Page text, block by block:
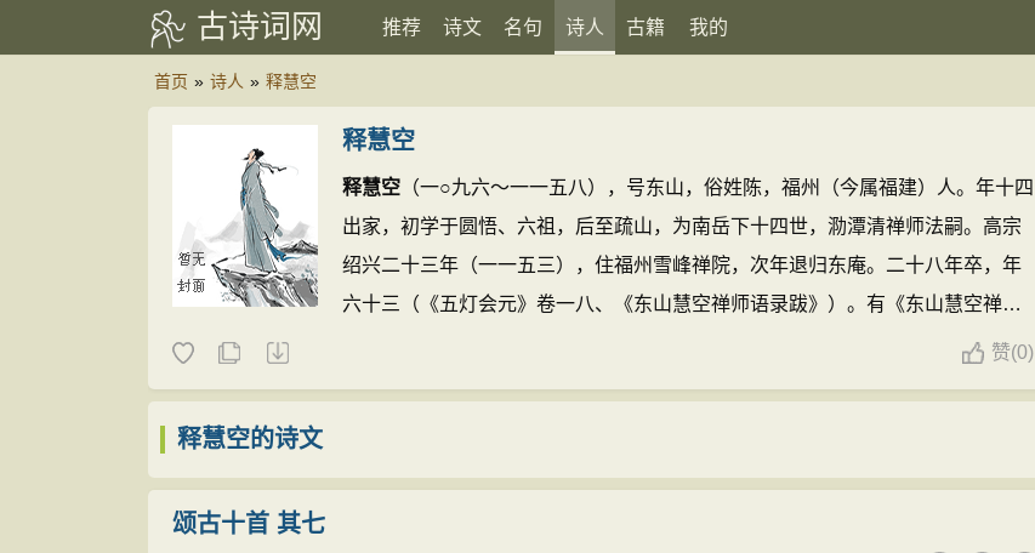
古诗词网 推荐 诗文 名句 诗人 古籍 我的
首页 » 诗人 » 释慧空
释慧空
释慧空 （一○九六～一一五八），号东山，俗姓陈，福州（今属福建）人。年十四
出家，初学于圆悟、六祖，后至疏山，为南岳下十四世，泐潭清禅师法嗣。高宗
绍兴二十三年（一一五三），住福州雪峰禅院，次年退归东庵。二十八年卒，年
六十三（《五灯会元》卷一八、《东山慧空禅师语录跋》）。有《东山慧空禅师
诗，以续藏经本《东山慧空禅师语
赞(0)
释慧空的诗文
颂古十首 其七